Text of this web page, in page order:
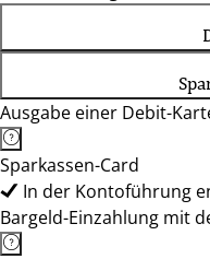
Ausgabe einer Debit-
Sparkassen-Card
In der Kontoführung
Bargeld-Einzahlung mit